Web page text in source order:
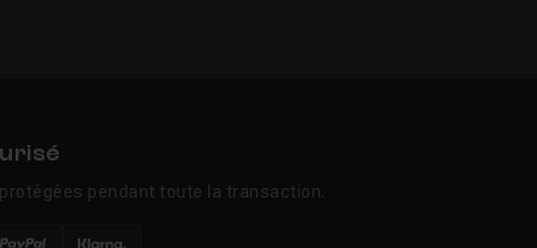
pendant toute la transaction.